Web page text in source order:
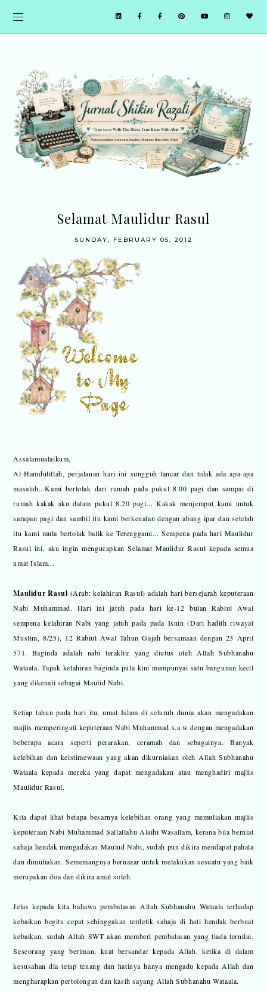
Selamat Maulidur Rasul
SUNDAY, FEBRUARY 05, 2012
Assalamualaikum,
Al-Hamdulillah, perjalanan hari ini sungguh lancar dan tidak ada apa-apa
masalah...Kami bertolak dari rumah pada pukul 8.00 pagi dan sampai di
rumah kakak aku dalam pukul 8.20 pagi... Kakak menjemput kami untuk
sarapan pagi dan sambil itu kami berkenalan dengan abang ipar dan setelah
itu kami mula bertolak balik ke Terengganu... Sempena pada hari Maulidur
Rasul ini, aku ingin mengucapkan Selamat Maulidur Rasul kepada semua
umat Islam...
Maulidur Rasul (Arab: kelahiran Rasul) adalah hari bersejarah keputeraan
Nabi Muhammad. Hari ini jatuh pada hari ke-12 bulan Rabiul Awal
sempena kelahiran Nabi yang jatuh pada pada Isnin (Dari hadith riwayat
Muslim, 8/25), 12 Rabiul Awal Tahun Gajah bersamaan dengan 23 April
571. Baginda adalah nabi terakhir yang diutus oleh Allah Subhanahu
Wataala. Tapak kelahiran baginda pula kini mempunyai satu bangunan kecil
yang dikenali sebagai Maulid Nabi.
Setiap tahun pada hari itu, umat Islam di seluruh dunia akan mengadakan
majlis memperingati keputeraan Nabi Muhammad s.a.w dengan mengadakan
beberapa acara seperti perarakan, ceramah dan sebagainya. Banyak
kelebihan dan keistimewaan yang akan dikurniakan oleh Allah Subhanahu
Wataala kepada mereka yang dapat mengadakan atau menghadiri majlis
Maulidur Rasul.
Kita dapat lihat betapa besarnya kelebihan orang yang memuliakan majlis
keputeraan Nabi Muhammad Sallallahu Alaihi Wasallam, kerana bila berniat
sahaja hendak mengadakan Maulud Nabi, sudah pun dikira mendapat pahala
dan dimuliakan. Sememangnya bernazar untuk melakukan sesuatu yang baik
merupakan doa dan dikira amal soleh.
Jelas kepada kita bahawa pembalasan Allah Subhanahu Wataala terhadap
kebaikan begitu cepat sehinggakan terdetik sahaja di hati hendak berbuat
kebaikan, sudah Allah SWT akan memberi pembalasan yang tiada ternilai.
Seseorang yang beriman, kuat bersandar kepada Allah, ketika di dalam
kesusahan dia tetap tenang dan hatinya hanya mengadu kepada Allah dan
mengharapkan pertolongan dan kasih sayang Allah Subhanahu Wataala.